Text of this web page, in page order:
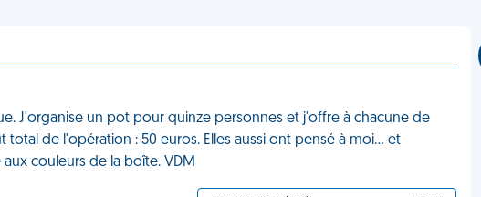
J'organise un pot pour quinze personnes et j'offre à chacune de
de l'opération : 50 euros. Elles aussi ont pensé à moi… et
couleurs de la boîte. VDM